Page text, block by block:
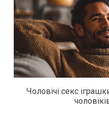
Чоловічі секс